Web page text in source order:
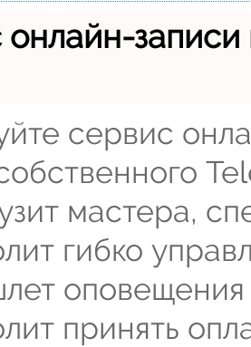
сервис
мастера,
гибко
оповещения
принять